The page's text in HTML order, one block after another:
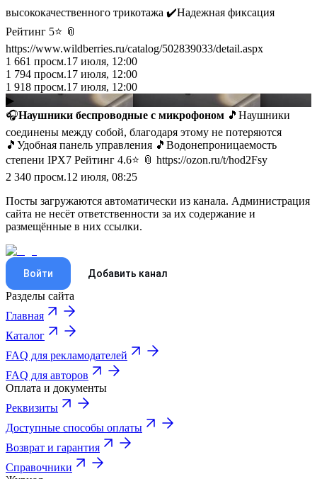
высококачественного трикотажа ✔️Надежная фиксация
Рейтинг 5⭐️ 📎
https://www.wildberries.ru/catalog/502839033/detail.aspx
1 661 просм.17 июля, 12:00
1 794 просм.17 июля, 12:00
1 918 просм.17 июля, 12:00
▶
🎧Наушники беспроводные с микрофоном 🎵Наушники
соединены между собой, благодаря этому не потеряются
🎵Удобная панель управления 🎵Водонепроницаемость
степени IPX7 Рейтинг 4.6⭐️ 📎 https://ozon.ru/t/hod2Fsy
2 340 просм.12 июля, 08:25
Посты загружаются автоматически из канала. Администрация
сайта не несёт ответственности за их содержание и
размещённые в них ссылки.
Войти Добавить канал
Разделы сайта
Главная
Каталог
FAQ для рекламодателей
FAQ для авторов
Оплата и документы
Реквизиты
Доступные способы оплаты
Возврат и гарантия
Справочники